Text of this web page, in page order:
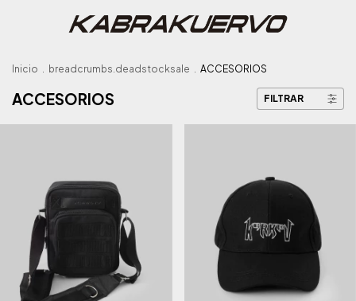
Inicio . breadcrumbs.deadstocksale . ACCESORIOS
ACCESORIOS FILTRAR